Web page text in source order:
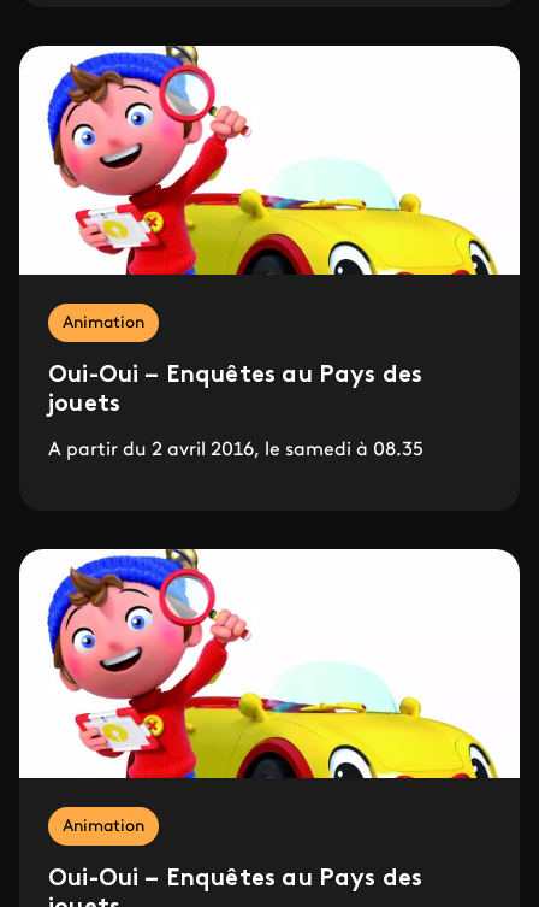
Animation
Oui-Oui – Enquêtes au Pays des
jouets
A partir du 2 avril 2016, le samedi à 08.35
Animation
Oui-Oui – Enquêtes au Pays des